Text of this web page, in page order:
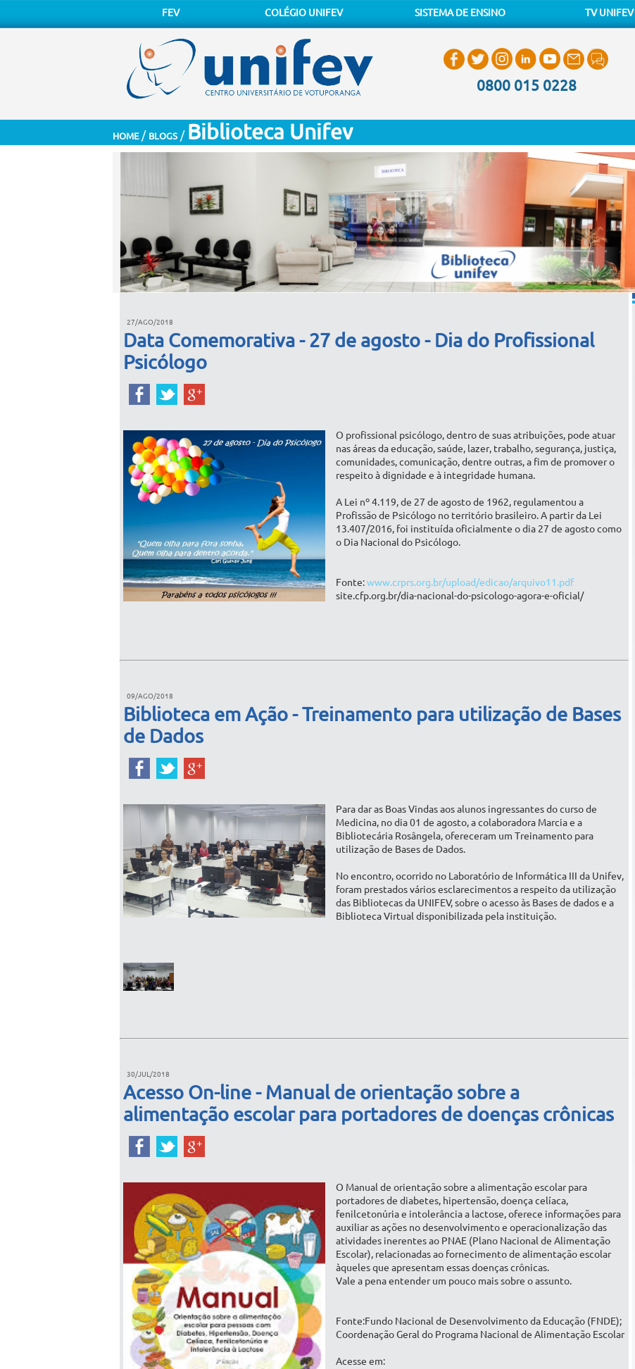
FEV COLÉGIO UNIFEV SISTEMA DE ENSINO TV UNIFEV
0800 015 0228
HOME/ BLOGS / Biblioteca Unifev
27/AGO/2018
Data Comemorativa - 27 de agosto - Dia do Profissional
Psicólogo
O profissional psicólogo, dentro de suas atribuições, pode atuar
nas áreas da educação, saúde, lazer, trabalho, segurança, justiça,
comunidades, comunicação, dentre outras, a fim de promover o
respeito à dignidade e à integridade humana.
A Lei nº 4.119, de 27 de agosto de 1962, regulamentou a
Profissão de Psicólogo no território brasileiro. A partir da Lei
13.407/2016, foi instituída oficialmente o dia 27 de agosto como
o Dia Nacional do Psicólogo.
Fonte:www.crprs.org.br/upload/edicao/arquivo11.pdf
site.cfp.org.br/dia-nacional-do-psicologo-agora-e-oficial/
09/AGO/2018
Biblioteca em Ação - Treinamento para utilização de Bases
de Dados
Para dar as Boas Vindas aos alunos ingressantes do curso de
Medicina, no dia 01 de agosto, a colaboradora Marcia e a
Bibliotecária Rosângela, ofereceram um Treinamento para
utilização de Bases de Dados.
No encontro, ocorrido no Laboratório de Informática III da Unifev,
foram prestados vários esclarecimentos a respeito da utilização
das Bibliotecas da UNIFEV, sobre o acesso às Bases de dados e a
Biblioteca Virtual disponibilizada pela instituição.
30/JUL/2018
Acesso On-line - Manual de orientação sobre a
alimentação escolar para portadores de doenças crônicas
O Manual de orientação sobre a alimentação escolar para
portadores de diabetes, hipertensão, doença celíaca,
fenilcetonúria e intolerância a lactose, oferece informações para
auxiliar as ações no desenvolvimento e operacionalização das
atividades inerentes ao PNAE (Plano Nacional de Alimentação
Escolar), relacionadas ao fornecimento de alimentação escolar
àqueles que apresentam essas doenças crônicas.
Vale a pena entender um pouco mais sobre o assunto.
Fonte:Fundo Nacional de Desenvolvimento da Educação (FNDE);
Coordenação Geral do Programa Nacional de Alimentação Escolar
Acesse em: